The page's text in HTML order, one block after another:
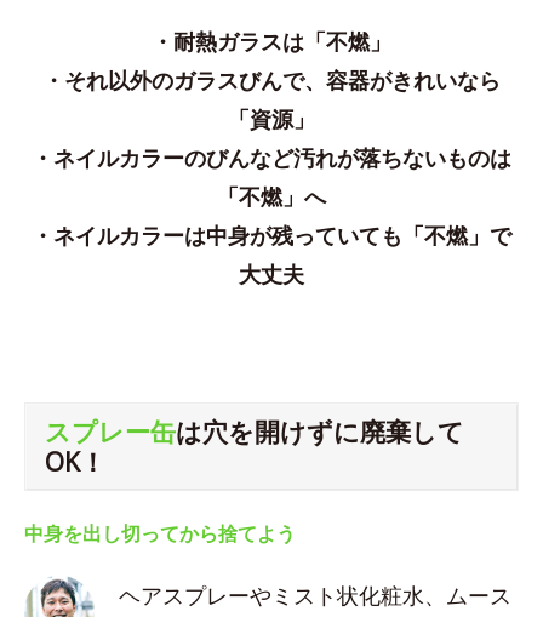
・耐熱ガラスは「不燃」
・それ以外のガラスびんで、容器がきれいなら
「資源」
・ネイルカラーのびんなど汚れが落ちないものは
「不燃」へ
・ネイルカラーは中身が残っていても「不燃」で
大丈夫
スプレー缶は穴を開けずに廃棄して
OK！
中身を出し切ってから捨てよう
ヘアスプレーやミスト状化粧水、ムース